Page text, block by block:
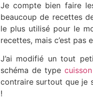
Je compte bien faire
beaucoup de recettes
le plus utilisé pour le
recettes, mais c’est pas
J’ai modifié un tout
schéma de type
contraire surtout que je
!